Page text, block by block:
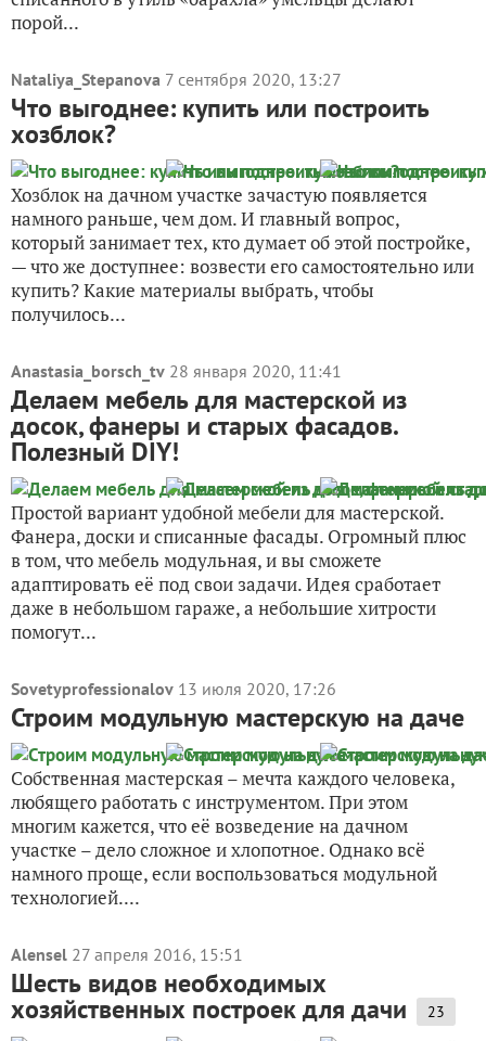
порой...
Nataliya_Stepanova 7 сентября 2020, 13:27
Что выгоднее: купить или построить
хозблок?
Хозблок на дачном участке зачастую появляется
намного раньше, чем дом. И главный вопрос,
который занимает тех, кто думает об этой постройке,
— что же доступнее: возвести его самостоятельно или
купить? Какие материалы выбрать, чтобы
получилось...
Anastasia_borsch_tv 28 января 2020, 11:41
Делаем мебель для мастерской из
досок, фанеры и старых фасадов.
Полезный DIY!
Простой вариант удобной мебели для мастерской.
Фанера, доски и списанные фасады. Огромный плюс
в том, что мебель модульная, и вы сможете
адаптировать её под свои задачи. Идея сработает
даже в небольшом гараже, а небольшие хитрости
помогут...
Sovetyprofessionalov 13 июля 2020, 17:26
Строим модульную мастерскую на даче
Собственная мастерская – мечта каждого человека,
любящего работать с инструментом. При этом
многим кажется, что её возведение на дачном
участке – дело сложное и хлопотное. Однако всё
намного проще, если воспользоваться модульной
технологией....
Alensel 27 апреля 2016, 15:51
Шесть видов необходимых
хозяйственных построек для дачи 23